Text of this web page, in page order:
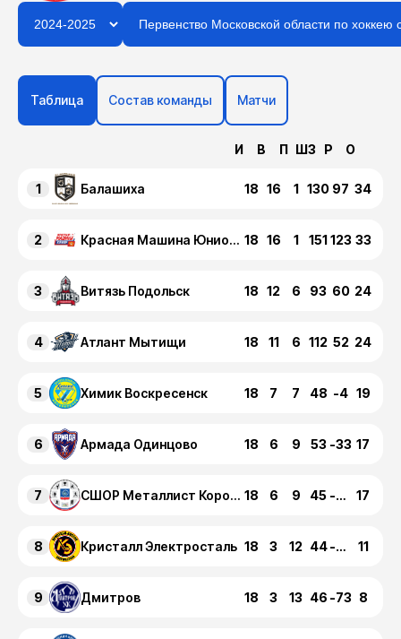
Таблица Состав команды Матчи
И В П ШЗ Р О
1 Балашиха 18 16 1 130 97 34
2 Красная Машина Юниор Красногорск 18 16 1 151123 33
3 Витязь Подольск 18 12 6 93 60 24
4 Атлант Мытищи 18 11 6 112 52 24
5 Химик Воскресенск 18 7 7 48 -4 19
6 Армада Одинцово 18 6 9 53 -33 17
7 СШОР Металлист Королев 18 6 9 45 -47 17
8 Кристалл Электросталь 18 3 12 44 -67 11
9 Дмитров 18 3 13 46 -73 8